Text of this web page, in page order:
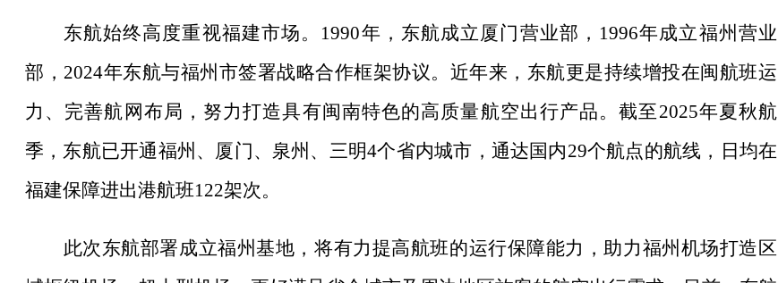
东航始终高度重视福建市场。 1990年，东航成立厦门营业部，1996年成立福州营业
部，2024年东航与福州市签署战略合作框架协议。近年来，东航更是持续增投在闽航班运
力、完善航网布局，努力打造具有闽南特色的高质量航空出行产品。截至2025年夏秋航
季，东航已开通福州、厦门、泉州、三明4个省内城市，通达国内29个航点的航线，日均在
福建保障进出港航班122架次。
此次东航部署成立福州基地，将有力提高航班的运行保障能力，助力福州机场打造区